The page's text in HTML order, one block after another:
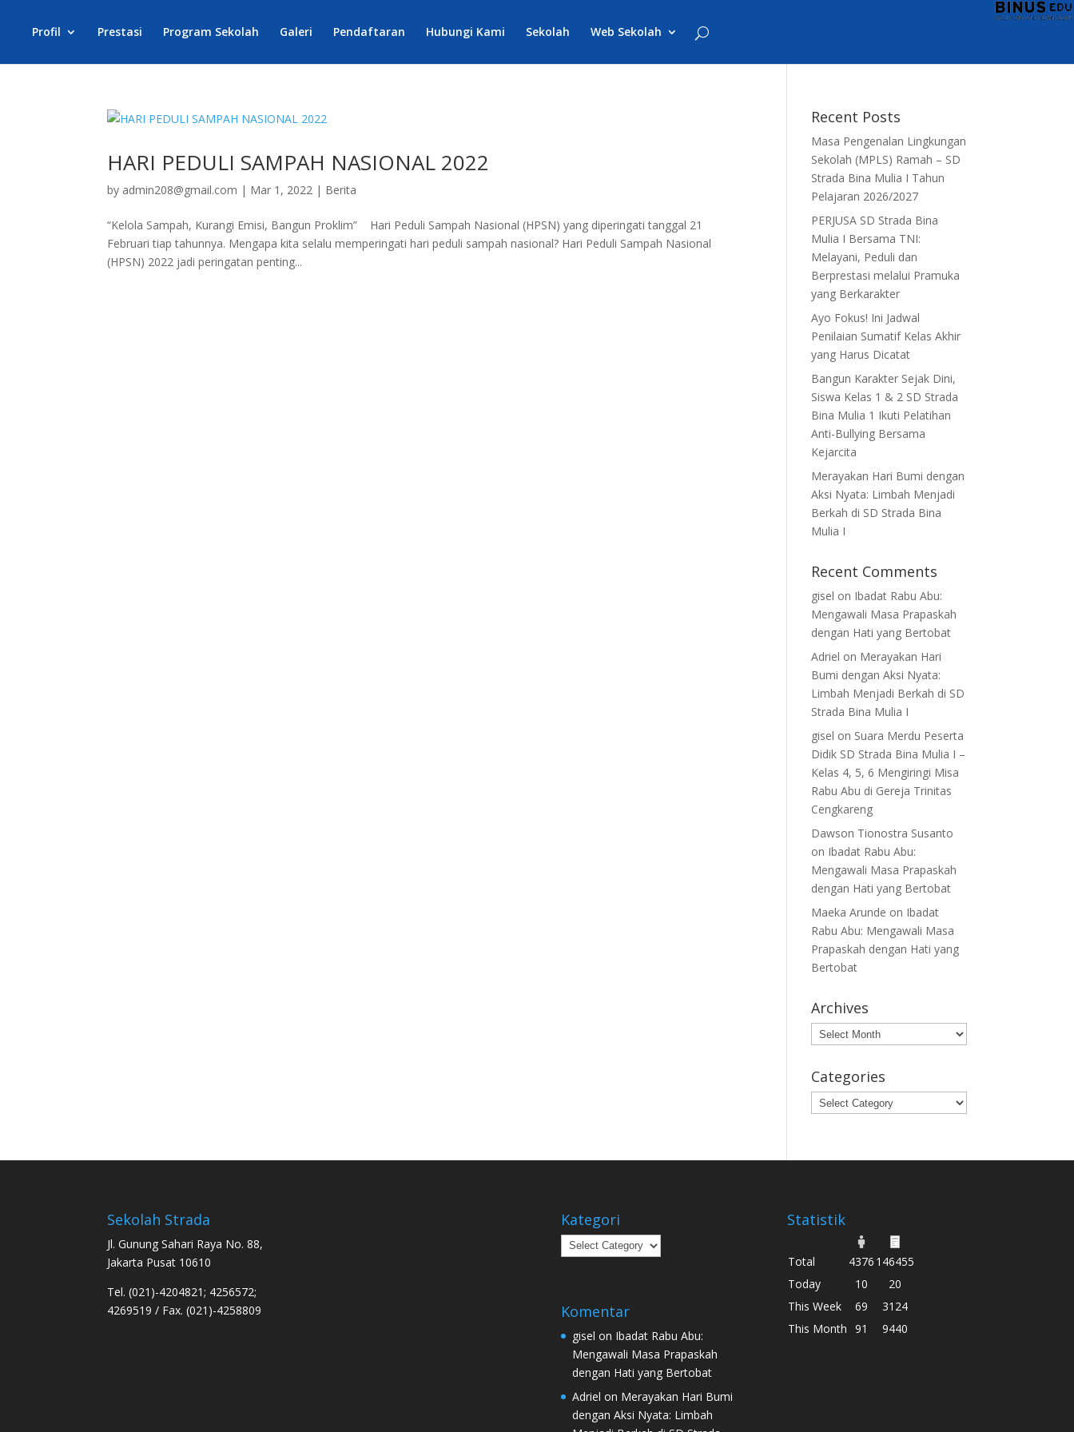
Profil Prestasi Program Sekolah Galeri Pendaftaran Hubungi Kami Sekolah Web Sekolah
HARI PEDULI SAMPAH NASIONAL 2022
by admin208@gmail.com | Mar 1, 2022 | Berita
“Kelola Sampah, Kurangi Emisi, Bangun Proklim” Hari Peduli Sampah Nasional (HPSN) yang diperingati tanggal 21
Februari tiap tahunnya. Mengapa kita selalu memperingati hari peduli sampah nasional? Hari Peduli Sampah Nasional
(HPSN) 2022 jadi peringatan penting...
Recent Posts
Masa Pengenalan Lingkungan
Sekolah (MPLS) Ramah – SD
Strada Bina Mulia I Tahun
Pelajaran 2026/2027
PERJUSA SD Strada Bina
Mulia I Bersama TNI:
Melayani, Peduli dan
Berprestasi melalui Pramuka
yang Berkarakter
Ayo Fokus! Ini Jadwal
Penilaian Sumatif Kelas Akhir
yang Harus Dicatat
Bangun Karakter Sejak Dini,
Siswa Kelas 1 & 2 SD Strada
Bina Mulia 1 Ikuti Pelatihan
Anti-Bullying Bersama
Kejarcita
Merayakan Hari Bumi dengan
Aksi Nyata: Limbah Menjadi
Berkah di SD Strada Bina
Mulia I
Recent Comments
gisel on Ibadat Rabu Abu:
Mengawali Masa Prapaskah
dengan Hati yang Bertobat
Adriel on Merayakan Hari
Bumi dengan Aksi Nyata:
Limbah Menjadi Berkah di SD
Strada Bina Mulia I
gisel on Suara Merdu Peserta
Didik SD Strada Bina Mulia I –
Kelas 4, 5, 6 Mengiringi Misa
Rabu Abu di Gereja Trinitas
Cengkareng
Dawson Tionostra Susanto
on Ibadat Rabu Abu:
Mengawali Masa Prapaskah
dengan Hati yang Bertobat
Maeka Arunde on Ibadat
Rabu Abu: Mengawali Masa
Prapaskah dengan Hati yang
Bertobat
Archives
Archives
Categories
Categories
Sekolah Strada
Jl. Gunung Sahari Raya No. 88,
Jakarta Pusat 10610
Tel. (021)-4204821; 4256572;
4269519 / Fax. (021)-4258809
Kategori
Kategori
Komentar
gisel on Ibadat Rabu Abu:
Mengawali Masa Prapaskah
dengan Hati yang Bertobat
Adriel on Merayakan Hari Bumi
dengan Aksi Nyata: Limbah
Statistik
Total 4376 146455
Today
10
20
This Week
69
3124
This Month 91 9440